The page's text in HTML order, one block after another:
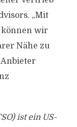
„Mit
können wir
Nähe zu
ist ein US-